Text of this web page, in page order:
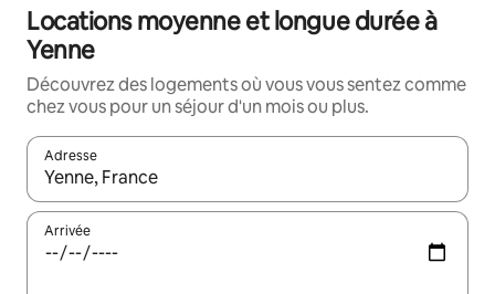
Locations moyenne et longue durée à
Yenne
Découvrez des logements où vous vous sentez comme
chez vous pour un séjour d'un mois ou plus.
Adresse
Lorsque les résultats s'affichent, utilisez les flèches vers le
Arrivée